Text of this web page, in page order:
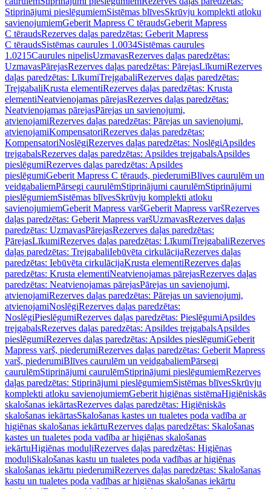
Stiprinājumi pieslēgumiemSistēmas blīvesSkrūvju komplekti atloku
savienojumiemGeberit Mapress C tēraudsGeberit Mapress
C tēraudsRezerves daļas paredzētas: Geberit Mapress
C tēraudsSistēmas caurules 1.0034Sistēmas caurules
1.0215Caurules nipelisUzmavasRezerves daļas paredzētas:
UzmavasPārejasRezerves daļas paredzētas: PārejasLīkumiRezerves
daļas paredzētas: LīkumiTrejgabaliRezerves daļas paredzētas:
TrejgabaliKrusta elementiRezerves daļas paredzētas: Krusta
elementiNeatvienojamas pārejasRezerves daļas paredzētas:
Neatvienojamas pārejasPārejas un savienojumi,
atvienojamiRezerves daļas paredzētas: Pārejas un savienojumi,
atvienojamiKompensatoriRezerves daļas paredzētas:
KompensatoriNoslēgiRezerves daļas paredzētas: NoslēgiApsildes
trejgabalsRezerves daļas paredzētas: Apsildes trejgabalsApsildes
pieslēgumiRezerves daļas paredzētas: Apsildes
pieslēgumiGeberit Mapress C tērauds, piederumiBlīves caurulēm un
veidgabaliemPārsegi caurulēmStiprinājumi caurulēmStiprinājumi
pieslēgumiemSistēmas blīvesSkrūvju komplekti atloku
savienojumiemGeberit Mapress varšGeberit Mapress varšRezerves
daļas paredzētas: Geberit Mapress varšUzmavasRezerves daļas
paredzētas: UzmavasPārejasRezerves daļas paredzētas:
PārejasLīkumiRezerves daļas paredzētas: LīkumiTrejgabaliRezerves
daļas paredzētas: TrejgabaliIebūvēta cirkulācijaRezerves daļas
paredzētas: Iebūvēta cirkulācijaKrusta elementiRezerves daļas
paredzētas: Krusta elementiNeatvienojamas pārejasRezerves daļas
paredzētas: Neatvienojamas pārejasPārejas un savienojumi,
atvienojamiRezerves daļas paredzētas: Pārejas un savienojumi,
atvienojamiNoslēgiRezerves daļas paredzētas:
NoslēgiPieslēgumiRezerves daļas paredzētas: PieslēgumiApsildes
trejgabalsRezerves daļas paredzētas: Apsildes trejgabalsApsildes
pieslēgumiRezerves daļas paredzētas: Apsildes pieslēgumiGeberit
Mapress varš, piederumiRezerves daļas paredzētas: Geberit Mapress
varš, piederumiBlīves caurulēm un veidgabaliemPārsegi
caurulēmStiprinājumi caurulēmStiprinājumi pieslēgumiemRezerves
daļas paredzētas: Stiprinājumi pieslēgumiemSistēmas blīvesSkrūvju
komplekti atloku savienojumiemGeberit higiēnas sistēmaHigiēniskās
skalošanas iekārtasRezerves daļas paredzētas: Higiēniskās
skalošanas iekārtasSkalošanas kastes un tualetes poda vadība ar
higiēnas skalošanas iekārtuRezerves daļas paredzētas: Skalošanas
kastes un tualetes poda vadība ar higiēnas skalošanas
iekārtuHigiēnas moduļiRezerves daļas paredzētas: Higiēnas
moduļiSkalošanas kastu un tualetes poda vadības ar higiēnas
skalošanas iekārtu piederumiRezerves daļas paredzētas: Skalošanas
kastu un tualetes poda vadības ar higiēnas skalošanas iekārtu